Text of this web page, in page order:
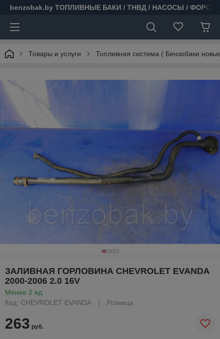
benzobak.by ТОПЛИВНЫЕ БАКИ / ТНВД / НАСОСЫ /
Товары и услуги Топливная система ( Бензобаки
ЗАЛИВНАЯ ГОРЛОВИНА CHEVROLET EVANDA
2000-2006 2.0 16V
Менее 2 ед.
Код: CHEVROLET EVANDA
Розница
263 руб.